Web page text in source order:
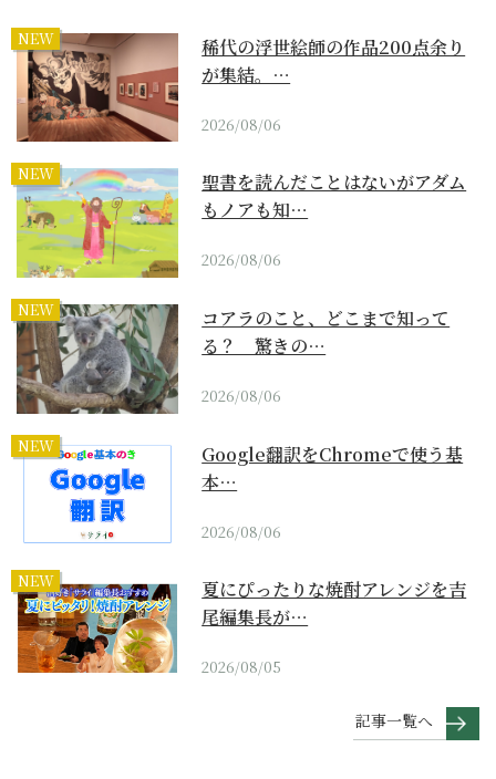
NEW
稀代の浮世絵師の作品200点余り
が集結。…
2026/08/06
NEW
聖書を読んだことはないがアダム
もノアも知…
2026/08/06
NEW
コアラのこと、どこまで知って
る？ 驚きの…
2026/08/06
NEW
Google翻訳をChromeで使う基
本…
2026/08/06
NEW
夏にぴったりな焼酎アレンジを吉
尾編集長が…
2026/08/05
記事一覧へ